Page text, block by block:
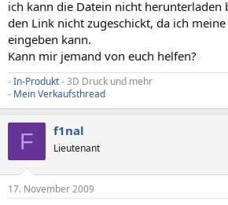
ich kann die Datein nicht herunterladen
den Link nicht zugeschickt, da ich
eingeben kann.
Kann mir jemand von euch helfen?
-In-Produkt- 3D Druck und mehr
- Mein Verkaufsthread
F f1nal
Lieutenant
17. November 2009